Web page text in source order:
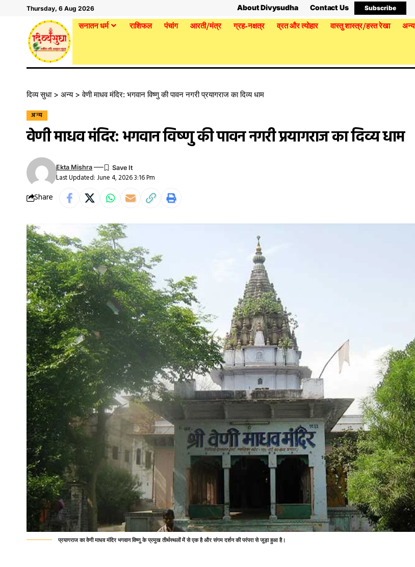
Thursday, 6 Aug 2026 About Divysudha Contact Us Subscribe
सनातन धर्म राशिफल पंचांग आरती/मंत्र ग्रह-नक्षत्र व्रत और त्योहार वास्तु शास्त्र/हस्त रेखा अन्य
दिव्य सुधा> अन्य>वेणी माधव मंदिर: भगवान विष्णु की पावन नगरी प्रयागराज का दिव्य धाम
अन्य
वेणी माधव मंदिर: भगवान विष्णु की पावन नगरी प्रयागराज का दिव्य धाम
Last Updated: June 4, 2026 3:16 Pm
Ekta Mishra
Share
प्रयागराज का वेणी माधव मंदिर भगवान विष्णु के प्रमुख तीर्थस्थलों में से एक है और संगम दर्शन की परंपरा से जुड़ा हुआ है।